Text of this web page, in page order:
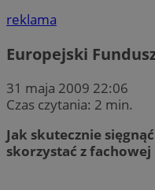
reklama
Europejski
31 maja 2009 22:06
Czas czytania: 2 min.
Jak skutecznie
skorzystać z